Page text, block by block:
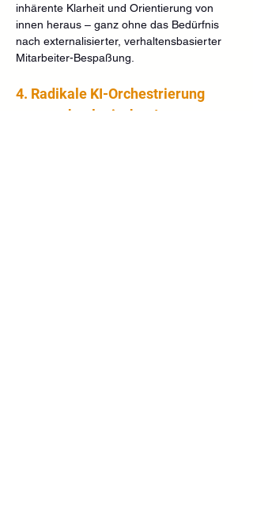
inhärente Klarheit und Orientierung von
innen heraus – ganz ohne das Bedürfnis
nach externalisierter, verhaltensbasierter
Mitarbeiter-Bespaßung.
4. Radikale KI-Orchestrierung
statt technologischer Ignoranz